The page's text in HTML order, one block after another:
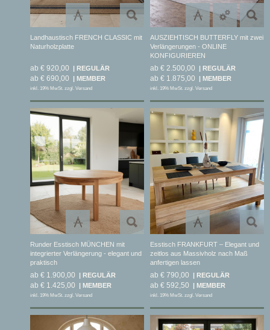
Landhaustisch FRENCH CLASSIC mit
Naturholzplatte
ab € 920,00
ab € 690,00
inkl. 19% MwSt. zzgl. Versand
AUSZIEHTISCH BUTTERFLY mit zwei
Verlängerungen - ONLINE
KONFIGURIEREN
ab € 2.500,00
ab € 1.875,00
inkl. 19% MwSt. zzgl. Versand
Runder Esstisch MÜNCHEN mit
integrierter Verlängerung - elegant und
praktisch
ab € 1.900,00
ab € 1.425,00
inkl. 19% MwSt. zzgl. Versand
Esstisch FRANKFURT – Elegant und
zeitlos aus Massivholz nach Maß
anfertigen lassen
ab € 790,00
ab € 592,50
inkl. 19% MwSt. zzgl. Versand